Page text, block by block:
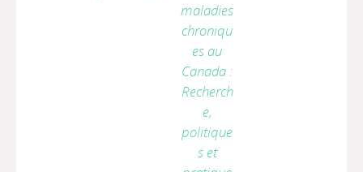
maladies
chroniqu
es au
Canada :
Recherch
e,
politique
s et